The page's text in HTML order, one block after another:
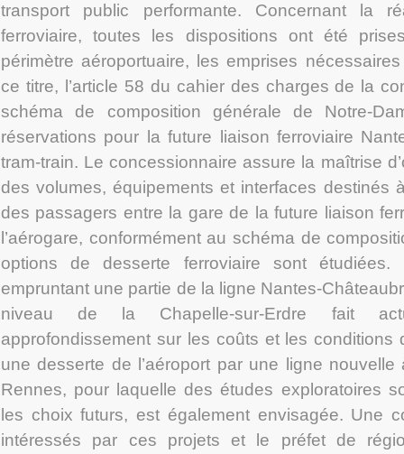
transport public performante. Concernant la
ferroviaire, toutes les dispositions ont été
périmètre aéroportuaire, les emprises
ce titre, l’article 58 du cahier des charges de la
schéma de composition générale de Notre-
réservations pour la future liaison ferroviaire
tram-train. Le concessionnaire assure la maîtrise
des volumes, équipements et interfaces destinés
des passagers entre la gare de la future liaison
l’aérogare, conformément au schéma de
options de desserte ferroviaire sont
empruntant une partie de la ligne Nantes-
niveau de la Chapelle-sur-Erdre fait
approfondissement sur les coûts et les conditions
une desserte de l’aéroport par une ligne
Rennes, pour laquelle des études exploratoires
les choix futurs, est également envisagée. Une
intéressés par ces projets et le préfet de